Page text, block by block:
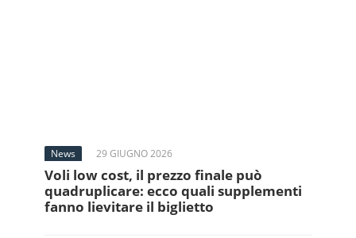
News 29 GIUGNO 2026
Voli low cost, il prezzo finale può
quadruplicare: ecco quali supplementi
fanno lievitare il biglietto